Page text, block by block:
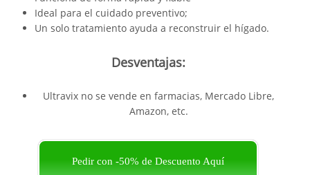
Ideal para el cuidado preventivo;
Un solo tratamiento ayuda a reconstruir el hígado.
Desventajas:
Ultravix no se vende en farmacias, Mercado Libre,
Amazon, etc.
Pedir con -50% de Descuento Aquí